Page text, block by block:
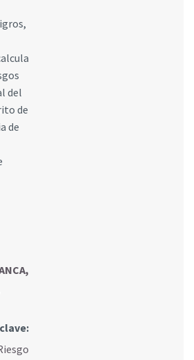
del
de
de